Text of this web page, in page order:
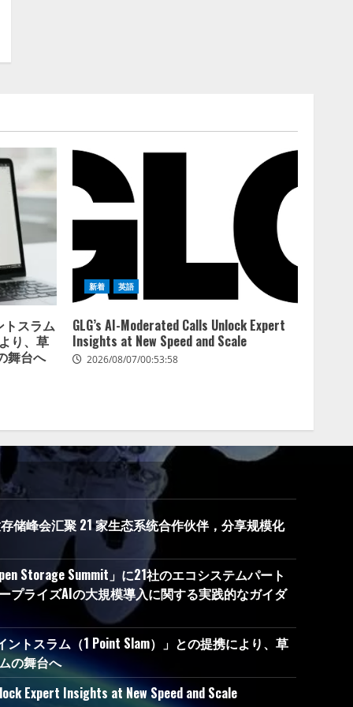
トスラム
り、草
舞台へ
新着 英語
GLG’s AI-Moderated Calls Unlock Expert
Insights at New Speed and Scale
2026/08/07/00:53:58
储峰会汇聚 21 家生态系统合作伙伴，分享规模化
Storage Summit」に21社のエコシステムパート
プライズAIの大規模導入に関する実践的なガイダ
ントスラム（1 Point Slam）」との提携により、草
の舞台へ
Expert Insights at New Speed and Scale